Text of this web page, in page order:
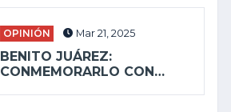
OPINIÓN Mar 21, 2025
BENITO JUÁREZ:
CONMEMORARLO CON…